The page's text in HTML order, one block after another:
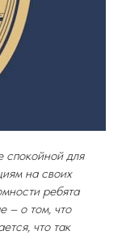
спокойной для
на своих
ребята
– о том, что
что так